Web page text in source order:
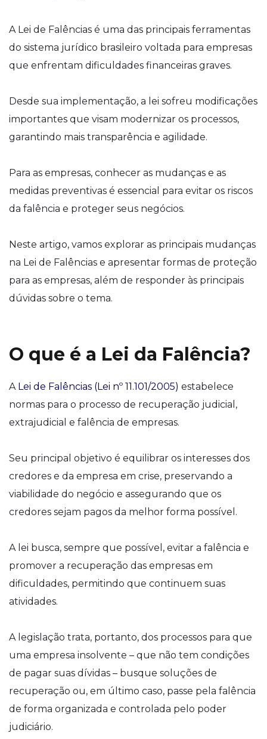
A Lei de Falências é uma das principais ferramentas
do sistema jurídico brasileiro voltada para empresas
que enfrentam dificuldades financeiras graves.
Desde sua implementação, a lei sofreu modificações
importantes que visam modernizar os processos,
garantindo mais transparência e agilidade.
Para as empresas, conhecer as mudanças e as
medidas preventivas é essencial para evitar os riscos
da falência e proteger seus negócios.
Neste artigo, vamos explorar as principais mudanças
na Lei de Falências e apresentar formas de proteção
para as empresas, além de responder às principais
dúvidas sobre o tema.
O que é a Lei da Falência?
A Lei de Falências (Lei nº 11.101/2005) estabelece
normas para o processo de recuperação judicial,
extrajudicial e falência de empresas.
Seu principal objetivo é equilibrar os interesses dos
credores e da empresa em crise, preservando a
viabilidade do negócio e assegurando que os
credores sejam pagos da melhor forma possível.
A lei busca, sempre que possível, evitar a falência e
promover a recuperação das empresas em
dificuldades, permitindo que continuem suas
atividades.
A legislação trata, portanto, dos processos para que
uma empresa insolvente – que não tem condições
de pagar suas dívidas – busque soluções de
recuperação ou, em último caso, passe pela falência
de forma organizada e controlada pelo poder
judiciário.